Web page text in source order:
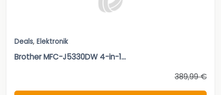
Deals, Elektronik
Brother MFC-J5330DW 4-in-1...
389,99 €